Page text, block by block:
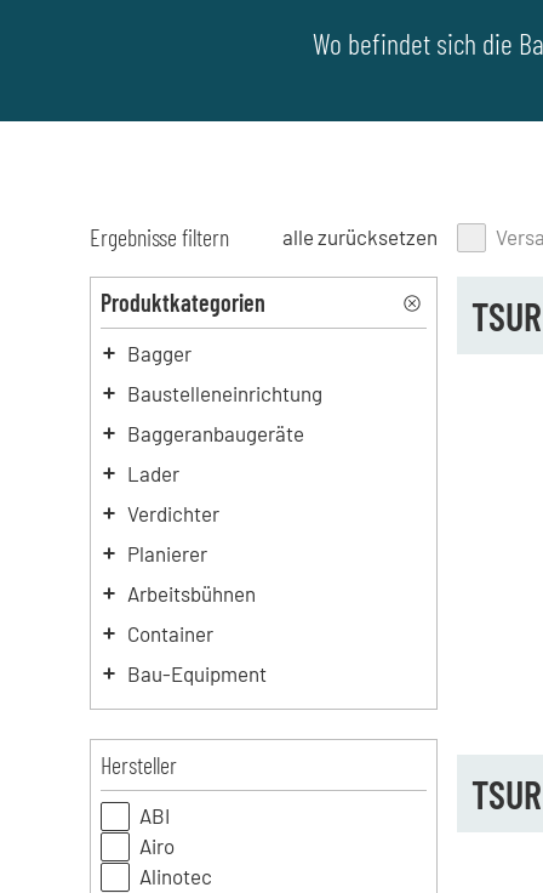
Wo befindet sich die
Ergebnisse filtern alle zurücksetzen
Produktkategorien
Bagger
Baustelleneinrichtung
Baggeranbaugeräte
Lader
Verdichter
Planierer
Arbeitsbühnen
Container
Bau-Equipment
Hersteller
ABI
Airo
Alinotec